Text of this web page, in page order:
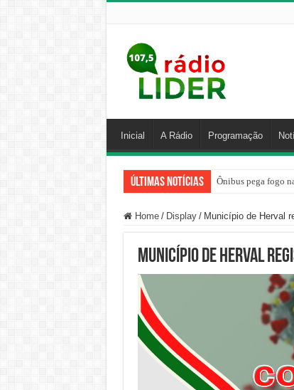
Inicial A Rádio Programação
Últimas Notícias Ônibus pega fogo
Home / Display / Município de Herval
Município de Herval